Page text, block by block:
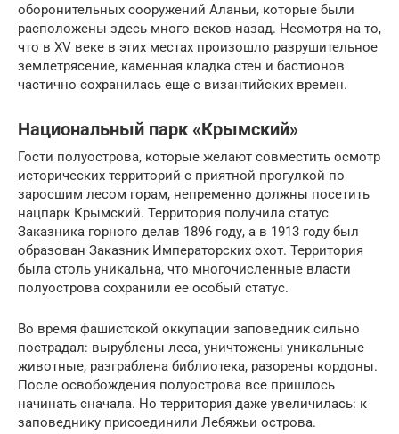
оборонительных сооружений Аланьи, которые были
расположены здесь много веков назад. Несмотря на то,
что в XV веке в этих местах произошло разрушительное
землетрясение, каменная кладка стен и бастионов
частично сохранилась еще с византийских времен.
Национальный парк «Крымский»
Гости полуострова, которые желают совместить осмотр
исторических территорий с приятной прогулкой по
заросшим лесом горам, непременно должны посетить
нацпарк Крымский. Территория получила статус
Заказника горного делав 1896 году, а в 1913 году был
образован Заказник Императорских охот. Территория
была столь уникальна, что многочисленные власти
полуострова сохранили ее особый статус.
Во время фашистской оккупации заповедник сильно
пострадал: вырублены леса, уничтожены уникальные
животные, разграблена библиотека, разорены кордоны.
После освобождения полуострова все пришлось
начинать сначала. Но территория даже увеличилась: к
заповеднику присоединили Лебяжьи острова.